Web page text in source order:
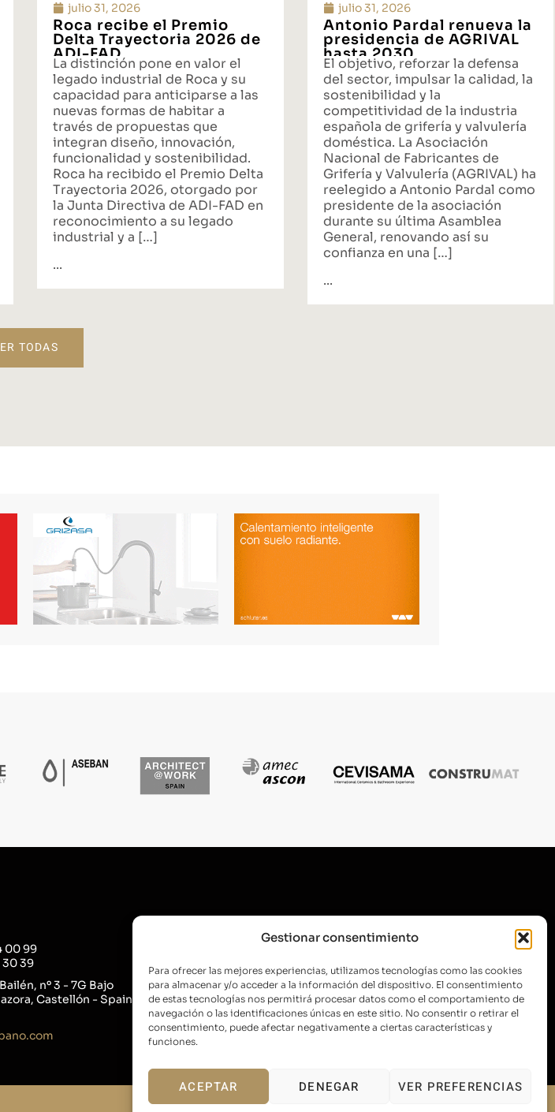
Gestionar consentimiento
Para ofrecer las mejores experiencias, utilizamos tecnologías como las cookies
para almacenar y/o acceder a la información del dispositivo. El consentimiento
de estas tecnologías nos permitirá procesar datos como el comportamiento de
navegación o las identificaciones únicas en este sitio. No consentir o retirar el
consentimiento, puede afectar negativamente a ciertas características y
funciones.
ACEPTAR DENEGAR VER PREFERENCIAS
julio 31, 2026
Roca recibe el Premio
Delta Trayectoria 2026 de
ADI-FAD
La distinción pone en valor el
legado industrial de Roca y su
capacidad para anticiparse a las
nuevas formas de habitar a
través de propuestas que
integran diseño, innovación,
funcionalidad y sostenibilidad.
Roca ha recibido el Premio Delta
Trayectoria 2026, otorgado por
la Junta Directiva de ADI-FAD en
reconocimiento a su legado
industrial y a […]
...
julio 31, 2026
Antonio Pardal renueva la
presidencia de AGRIVAL
hasta 2030
El objetivo, reforzar la defensa
del sector, impulsar la calidad, la
sostenibilidad y la
competitividad de la industria
española de grifería y valvulería
doméstica. La Asociación
Nacional de Fabricantes de
Grifería y Valvulería (AGRIVAL) ha
reelegido a Antonio Pardal como
presidente de la asociación
durante su última Asamblea
General, renovando así su
confianza en una […]
...
TODAS
00 99
30 39
nº 3 - 7G Bajo
Castellón - Spain
SUSCRÍBETE A NUESTRA
ENVIAR